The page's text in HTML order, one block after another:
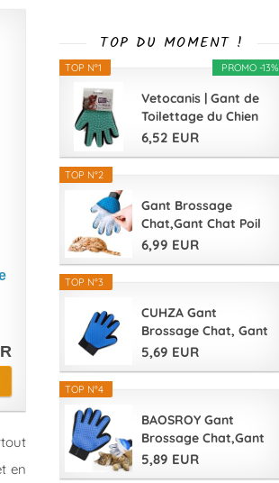
en
TOP DU MOMENT !
PROMO -13%
TOP N°1
Vetocanis | Gant de
Toilettage du Chien
et du Chat...
6,52 EUR
TOP N°2
Gant Brossage
Chat,Gant Chat Poil
Gant de...
6,99 EUR
TOP N°3
CUHZA Gant
Brossage Chat, Gant
Toilettage Chien,...
5,69 EUR
TOP N°4
BAOSROY Gant
Brossage Chat,Gant
Chat Poil,Gant...
5,89 EUR